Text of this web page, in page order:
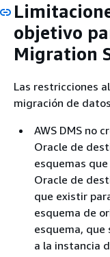
objetivo
Migration
Las restricciones
migración de
AWS DMS no
Oracle de
esquemas
Oracle de
que existir
esquema de
esquema, que
a la instancia